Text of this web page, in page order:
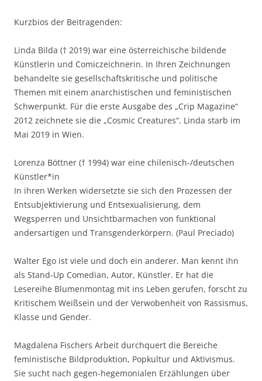
Kurzbios der Beitragenden:
Linda Bilda († 2019) war eine österreichische bildende
Künstlerin und Comiczeichnerin. In Ihren Zeichnungen
behandelte sie gesellschaftskritische und politische
Themen mit einem anarchistischen und feministischen
Schwerpunkt. Für die erste Ausgabe des „Crip Magazine“
2012 zeichnete sie die „Cosmic Creatures“. Linda starb im
Mai 2019 in Wien.
Lorenza Böttner († 1994) war eine chilenisch-/deutschen
Künstler*in
In ihren Werken widersetzte sie sich den Prozessen der
Entsubjektivierung und Entsexualisierung, dem
Wegsperren und Unsichtbarmachen von funktional
andersartigen und Transgenderkörpern. (Paul Preciado)
Walter Ego ist viele und doch ein anderer. Man kennt ihn
als Stand-Up Comedian, Autor, Künstler. Er hat die
Lesereihe Blumenmontag mit ins Leben gerufen, forscht zu
Kritischem Weißsein und der Verwobenheit von Rassismus,
Klasse und Gender.
Magdalena Fischers Arbeit durchquert die Bereiche
feministische Bildproduktion, Popkultur und Aktivismus.
Sie sucht nach gegen-hegemonialen Erzählungen über